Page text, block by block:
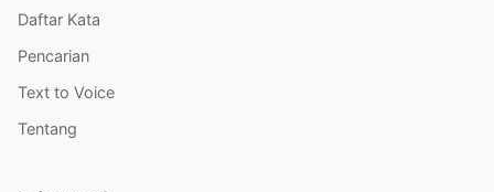
Daftar Kata
Pencarian
Text to Voice
Tentang